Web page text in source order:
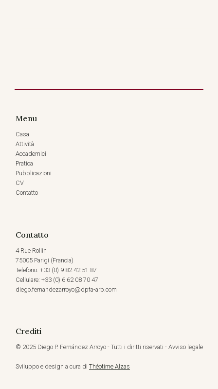
Menu
Casa
Attività
Accademici
Pratica
Pubblicazioni
CV
Contatto
Contatto
4 Rue Rollin
75005 Parigi (Francia)
Telefono: +33 (0) 9 82 42 51 87
Cellulare: +33 (0) 6 62 08 70 47
diego.fernandezarroyo@dpfa-arb.com
Crediti
© 2025 Diego P. Fernández Arroyo - Tutti i diritti riservati - Avviso legale
Sviluppo e design a cura di Théotime Alzas